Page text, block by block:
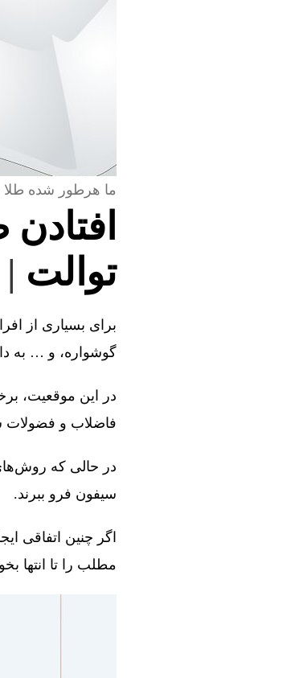
ما هرطور شده طلا
توالت
برای بسیاری از
گوشواره، و … به
در این موقعیت،
فاضلاب و فضولات
در حالی که
سیفون فرو ببرند.
اگر چنین اتفاقی
مطلب را تا انتها